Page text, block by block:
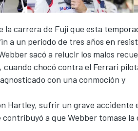
la carrera de Fuji que esta
a un periodo de tres años en
sacó a relucir los malos
chocó contra el Ferrari
con una conmoción y
Hartley, sufrir un grave accidente
a que Webber tomase la